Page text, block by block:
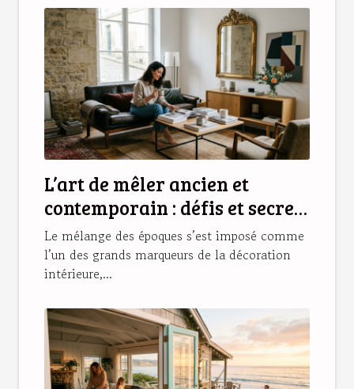
L’art de mêler ancien et
contemporain : défis et secrets
d’une déco réussie
Le mélange des époques s’est imposé comme
l’un des grands marqueurs de la décoration
intérieure,...